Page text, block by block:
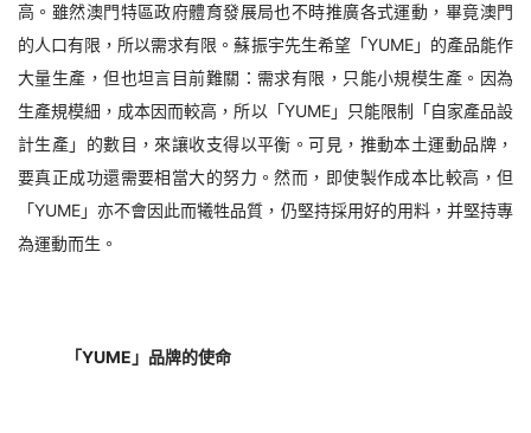
高。雖然澳門特區政府體育發展局也不時推廣各式運動，畢竟澳門
的人口有限，所以需求有限。蘇振宇先生希望「YUME」的產品能作
大量生產，但也坦言目前難關：需求有限，只能小規模生產。因為
生產規模細，成本因而較高，所以「YUME」只能限制「自家產品設
計生產」的數目，來讓收支得以平衡。可見，推動本土運動品牌，
要真正成功還需要相當大的努力。然而，即使製作成本比較高，但
「YUME」亦不會因此而犧牲品質，仍堅持採用好的用料，并堅持專
為運動而生。
「YUME 」品牌的使命